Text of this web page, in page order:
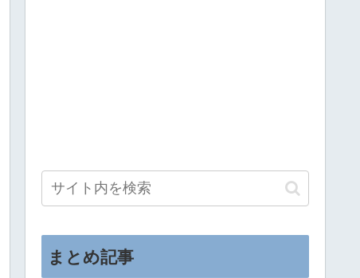
まとめ記事